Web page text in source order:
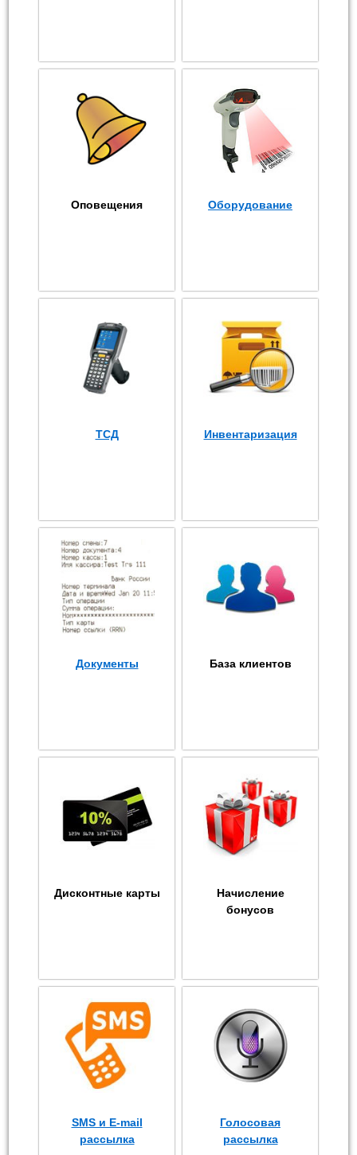
Оповещения Оборудование
ТСД Инвентаризация
Документы База клиентов
Дисконтные карты
Начисление
бонусов
SMS и E-mail
рассылка
Голосовая
рассылка